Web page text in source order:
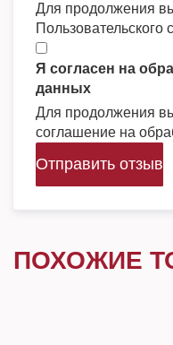
Для продолжения
Пользовательского
Я согласен на
данных
Для продолжения
соглашение на
Отправить отзыв
ПОХОЖИЕ